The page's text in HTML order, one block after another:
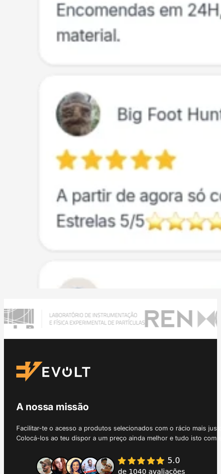
A nossa missão
Facilitar-te o acesso a produtos selecionados com o rácio mais
Colocá-los ao teu dispor a um preço ainda melhor e tudo isto